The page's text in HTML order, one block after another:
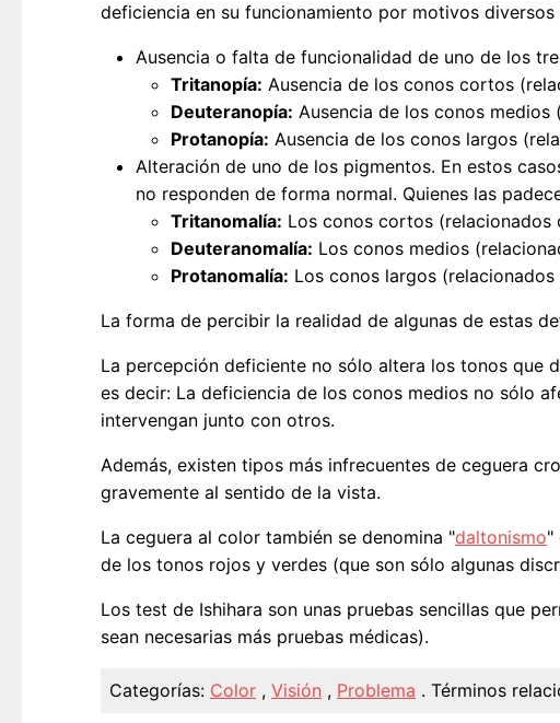
deficiencia en su funcionamiento por motivos
Ausencia o falta de funcionalidad de uno de los
Tritanopía: Ausencia de los conos cortos
Deuteranopía: Ausencia de los conos
Protanopía: Ausencia de los conos largos
Alteración de uno de los pigmentos. En estos
no responden de forma normal. Quienes las
Tritanomalía: Los conos cortos (relacionados
Deuteranomalía: Los conos medios
Protanomalía: Los conos largos
La forma de percibir la realidad de algunas de estas
La percepción deficiente no sólo altera los tonos que
es decir: La deficiencia de los conos medios no sólo
intervengan junto con otros.
Además, existen tipos más infrecuentes de ceguera
gravemente al sentido de la vista.
La ceguera al color también se denomina "daltonismo"
de los tonos rojos y verdes (que son sólo algunas
Los test de Ishihara son unas pruebas sencillas que
sean necesarias más pruebas médicas).
Categorías: Color , Visión , Problema . Términos